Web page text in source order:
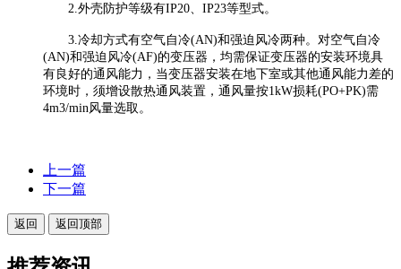
2.外壳防护等级有IP20、IP23等型式。
3.冷却方式有空气自冷(AN)和强迫风冷两种。对空气自冷
(AN)和强迫风冷(AF)的变压器，均需保证变压器的安装环境具
有良好的通风能力，当变压器安装在地下室或其他通风能力差的
环境时，须增设散热通风装置，通风量按1kW损耗(PO+PK)需
4m3/min风量选取。
上一篇
下一篇
返回 返回顶部